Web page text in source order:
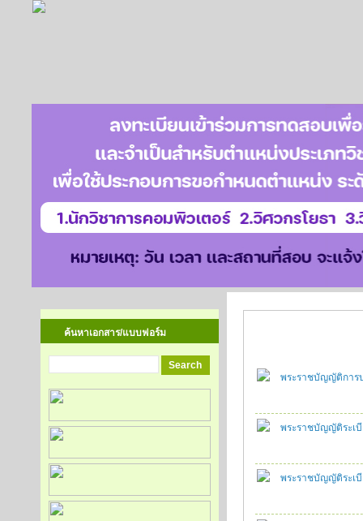
ค้นหาเอกสาร/แบบฟอร์ม
พระราชบัญญัติการ
พระราชบัญญัติระเบี
พระราชบัญญัติระเ